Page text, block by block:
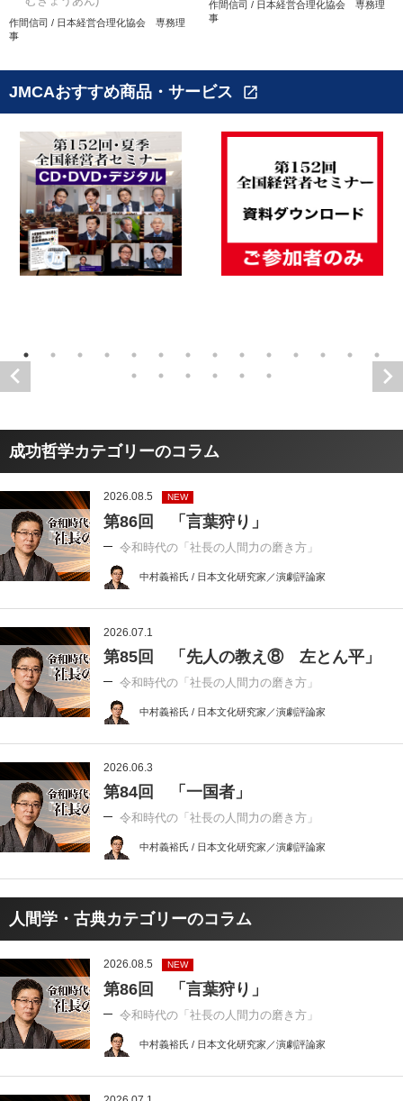
作間信司 / 日本経営合理化協会 専務理
事
作間信司 / 日本経営合理化協会 専務理
事
JMCAおすすめ商品・サービス open_in_new
成功哲学カテゴリーのコラム
2026.08.5 NEW
第86回 「言葉狩り」
令和時代の「社長の人間力の磨き方」
中村義裕氏 / 日本文化研究家／演劇評論家
2026.07.1
第85回 「先人の教え⑧ 左とん平」
令和時代の「社長の人間力の磨き方」
中村義裕氏 / 日本文化研究家／演劇評論家
2026.06.3
第84回 「一国者」
令和時代の「社長の人間力の磨き方」
中村義裕氏 / 日本文化研究家／演劇評論家
人間学・古典カテゴリーのコラム
2026.08.5 NEW
第86回 「言葉狩り」
令和時代の「社長の人間力の磨き方」
中村義裕氏 / 日本文化研究家／演劇評論家